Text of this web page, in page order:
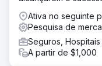
Ativa no seguinte
Pesquisa de
Seguros,
A partir de $1,000